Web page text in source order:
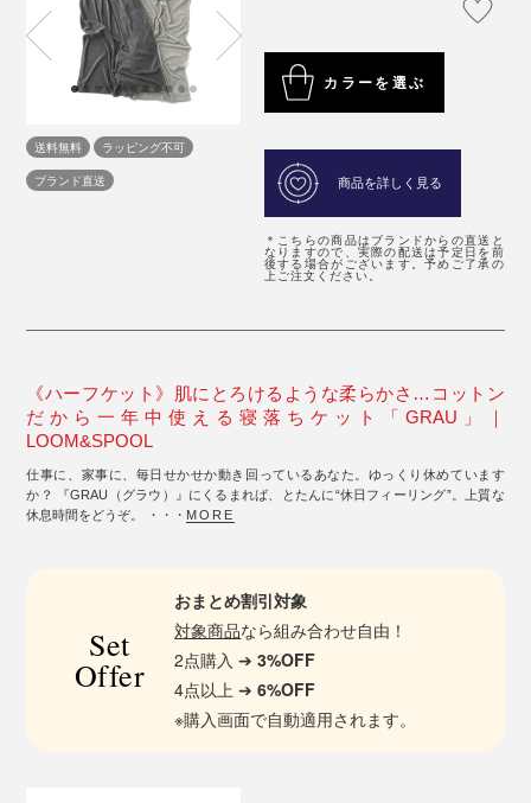
送料無料
ラッピング不可
ブランド直送
カラーを選ぶ
商品を詳しく見る
＊こちらの商品はブランドからの直送と
なりますので、実際の配送は予定日を前
後する場合がございます。予めご了承の
上ご注文ください。
《ハーフケット》肌にとろけるような柔らかさ…コットン
だから一年中使える寝落ちケット「GRAU」｜
LOOM&SPOOL
仕事に、家事に、毎日せかせか動き回っているあなた。ゆっくり休めています
か？ 『GRAU（グラウ）』にくるまれば、とたんに“休日フィーリング”。上質な
休息時間をどうぞ。 ・・・ MORE
Set
Offer
おまとめ割引対象
対象商品なら組み合わせ自由！
2点購入 ➔3%OFF
4点以上 ➔6%OFF
※購入画面で自動適用されます。